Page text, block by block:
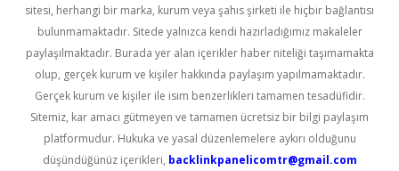
sitesi, herhangi bir marka, kurum veya şahıs şirketi ile hiçbir bağlantısı
bulunmamaktadır. Sitede yalnızca kendi hazırladığımız makaleler
paylaşılmaktadır. Burada yer alan içerikler haber niteliği taşımamakta
olup, gerçek kurum ve kişiler hakkında paylaşım yapılmamaktadır.
Gerçek kurum ve kişiler ile isim benzerlikleri tamamen tesadüfidir.
Sitemiz, kar amacı gütmeyen ve tamamen ücretsiz bir bilgi paylaşım
platformudur. Hukuka ve yasal düzenlemelere aykırı olduğunu
düşündüğünüz içerikleri, backlinkpanelicomtr@gmail.com